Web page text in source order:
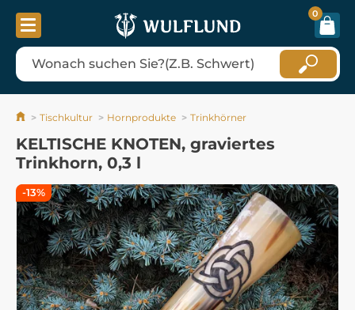
0
Tischkultur Hornprodukte Trinkhörner
KELTISCHE KNOTEN, graviertes
Trinkhorn, 0,3 l
-13%